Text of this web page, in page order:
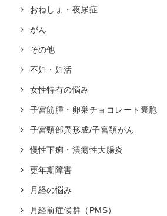
おねしょ・夜尿症
がん
その他
不妊・妊活
女性特有の悩み
子宮筋腫・卵巣チョコレート囊胞
子宮頸部異形成/子宮頚がん
慢性下痢・潰瘍性大腸炎
更年期障害
月経の悩み
月経前症候群（PMS）